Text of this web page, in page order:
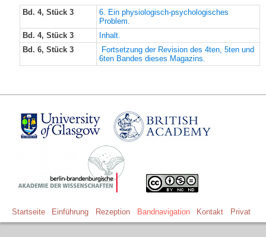
Bd. 4, Stück 3
6. Ein physiologisch-psychologisches
Problem.
Bd. 4, Stück 3
Inhalt.
Bd. 6, Stück 3
Fortsetzung der Revision des 4ten, 5ten und
6ten Bandes dieses Magazins.
Startseite Einführung Rezeption Bandnavigation Kontakt Privat